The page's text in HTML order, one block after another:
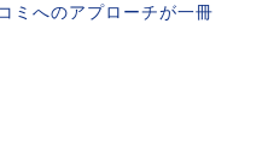
へのアプローチが一冊